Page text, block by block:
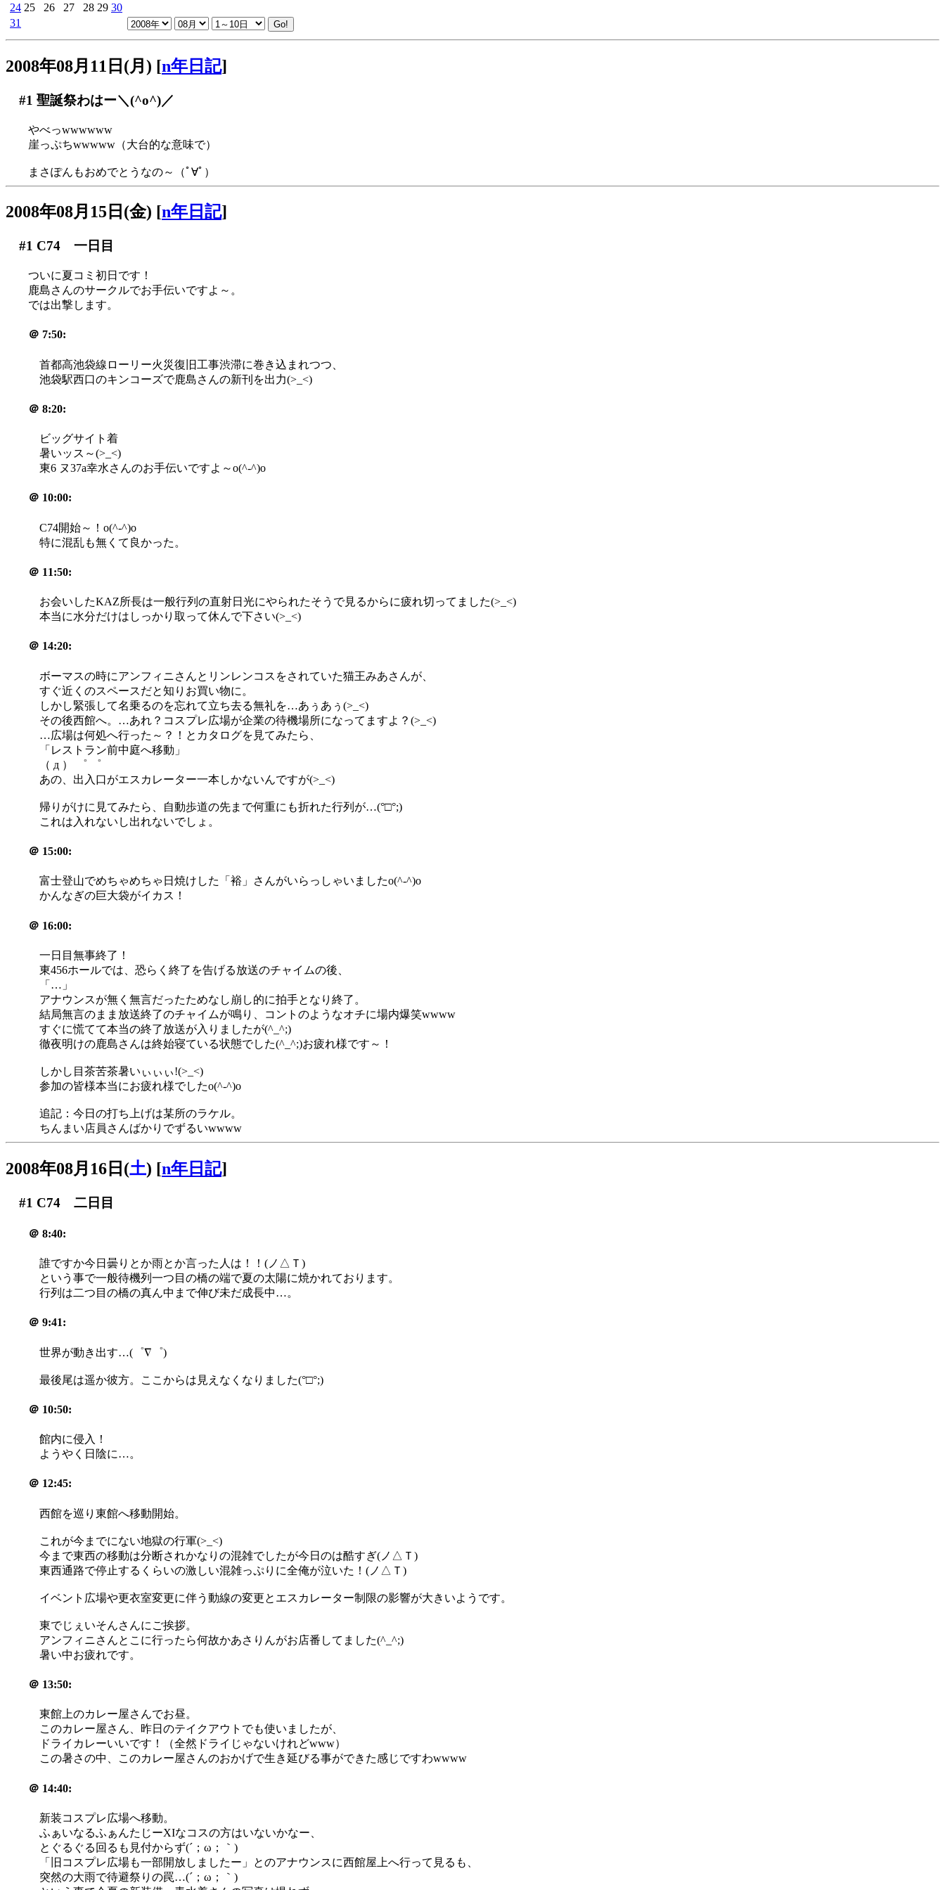
24 25 26 27 28 29 30
31
2008年08月11日(月) [n年日記]
#1 聖誕祭わはー＼(^o^)／
やべっwwwwww
崖っぷちwwwww（大台的な意味で）
まさぽんもおめでとうなの～（ﾟ∀ﾟ）
2008年08月15日(金) [n年日記]
#1 C74 一日目
ついに夏コミ初日です！
鹿島さんのサークルでお手伝いですよ～。
では出撃します。
＠ 7:50:
首都高池袋線ローリー火災復旧工事渋滞に巻き込まれつつ、
池袋駅西口のキンコーズで鹿島さんの新刊を出力(>_<)
＠ 8:20:
ビッグサイト着
暑いッス～(>_<)
東6 ヌ37a幸水さんのお手伝いですよ～o(^-^)o
＠ 10:00:
C74開始～！o(^-^)o
特に混乱も無くて良かった。
＠ 11:50:
お会いしたKAZ所長は一般行列の直射日光にやられたそうで見るからに疲れ切ってました(>_<)
本当に水分だけはしっかり取って休んで下さい(>_<)
＠ 14:20:
ボーマスの時にアンフィニさんとリンレンコスをされていた猫王みあさんが、
すぐ近くのスペースだと知りお買い物に。
しかし緊張して名乗るのを忘れて立ち去る無礼を…あぅあぅ(>_<)
その後西館へ。…あれ？コスプレ広場が企業の待機場所になってますよ？(>_<)
…広場は何処へ行った～？！とカタログを見てみたら、
「レストラン前中庭へ移動」
（ д ） ゜ ゜
あの、出入口がエスカレーター一本しかないんですが(>_<)
帰りがけに見てみたら、自動歩道の先まで何重にも折れた行列が…(°□°;)
これは入れないし出れないでしょ。
＠ 15:00:
富士登山でめちゃめちゃ日焼けした「裕」さんがいらっしゃいましたo(^-^)o
かんなぎの巨大袋がイカス！
＠ 16:00:
一日目無事終了！
東456ホールでは、恐らく終了を告げる放送のチャイムの後、
「…」
アナウンスが無く無言だったためなし崩し的に拍手となり終了。
結局無言のまま放送終了のチャイムが鳴り、コントのようなオチに場内爆笑wwww
すぐに慌てて本当の終了放送が入りましたが(^_^;)
徹夜明けの鹿島さんは終始寝ている状態でした(^_^;)お疲れ様です～！
しかし目茶苦茶暑いぃぃぃ!(>_<)
参加の皆様本当にお疲れ様でしたo(^-^)o
追記：今日の打ち上げは某所のラケル。
ちんまい店員さんばかりでずるいwwww
2008年08月16日(土) [n年日記]
#1 C74 二日目
＠ 8:40:
誰ですか今日曇りとか雨とか言った人は！！(ノ△Ｔ)
という事で一般待機列一つ目の橋の端で夏の太陽に焼かれております。
行列は二つ目の橋の真ん中まで伸び未だ成長中…。
＠ 9:41:
世界が動き出す…(゜∇゜)
最後尾は遥か彼方。ここからは見えなくなりました(°□°;)
＠ 10:50:
館内に侵入！
ようやく日陰に…。
＠ 12:45:
西館を巡り東館へ移動開始。
これが今までにない地獄の行軍(>_<)
今まで東西の移動は分断されかなりの混雑でしたが今日のは酷すぎ(ノ△Ｔ)
東西通路で停止するくらいの激しい混雑っぷりに全俺が泣いた！(ノ△Ｔ)
イベント広場や更衣室変更に伴う動線の変更とエスカレーター制限の影響が大きいようです。
東でじぇいそんさんにご挨拶。
アンフィニさんとこに行ったら何故かあさりんがお店番してました(^_^;)
暑い中お疲れです。
＠ 13:50:
東館上のカレー屋さんでお昼。
このカレー屋さん、昨日のテイクアウトでも使いましたが、
ドライカレーいいです！（全然ドライじゃないけれどwww）
この暑さの中、このカレー屋さんのおかげで生き延びる事ができた感じですわwwww
＠ 14:40:
新装コスプレ広場へ移動。
ふぁいなるふぁんたじーXIなコスの方はいないかなー、
とぐるぐる回るも見付からず(´；ω；｀)
「旧コスプレ広場も一部開放しましたー」とのアナウンスに西館屋上へ行って見るも、
突然の大雨で待避祭りの罠…(´；ω；｀)